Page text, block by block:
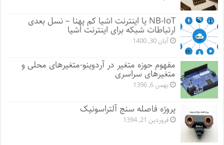
NB-IoT یا اینترنت اشیا کم پهنا – نسل بعدی
ارتباطات شبکه برای اینترنت اشیا
آبان 30, 1400
مفهوم حوزه متغیر در آردوینو-متغیرهای محلی و
متغیرهای سراسری
بهمن 6, 1396
پروژه فاصله سنج آلتراسونیک
فروردین 21, 1394